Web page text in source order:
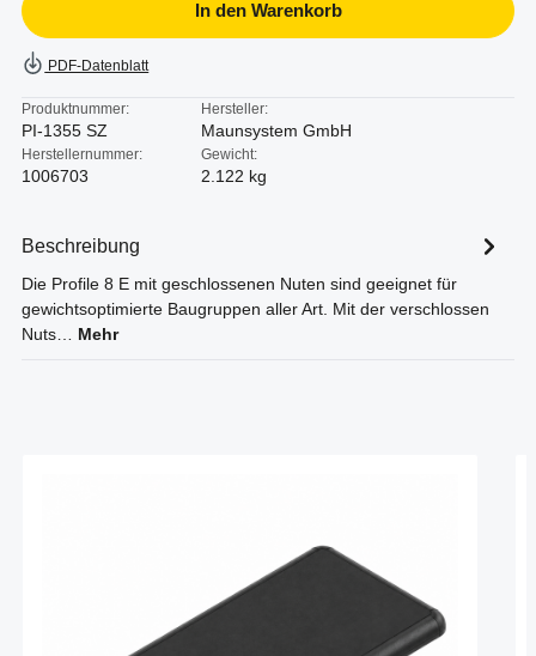
In den Warenkorb
PDF-Datenblatt
Produktnummer:
PI-1355 SZ
Hersteller:
Maunsystem GmbH
Herstellernummer:
1006703
Gewicht:
2.122 kg
Beschreibung
Die Profile 8 E mit geschlossenen Nuten sind geeignet für
gewichtsoptimierte Baugruppen aller Art. Mit der verschlossen
Nuts… Mehr